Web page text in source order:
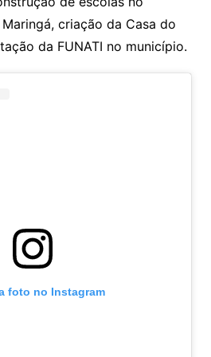
criação da Casa do
da FUNATI no município.
foto no Instagram